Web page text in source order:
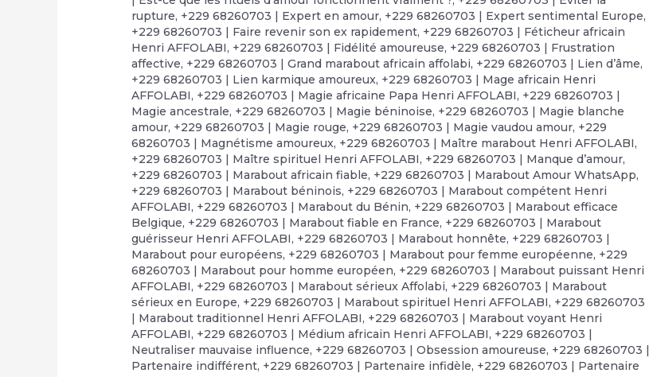
rupture, +229 68260703 | Expert en amour, +229 68260703 | Expert sentimental Europe,
+229 68260703 | Faire revenir son ex rapidement, +229 68260703 | Féticheur africain
Henri AFFOLABI, +229 68260703 | Fidélité amoureuse, +229 68260703 | Frustration
affective, +229 68260703 | Grand marabout africain affolabi, +229 68260703 | Lien d’âme,
+229 68260703 | Lien karmique amoureux, +229 68260703 | Mage africain Henri
AFFOLABI, +229 68260703 | Magie africaine Papa Henri AFFOLABI, +229 68260703 |
Magie ancestrale, +229 68260703 | Magie béninoise, +229 68260703 | Magie blanche
amour, +229 68260703 | Magie rouge, +229 68260703 | Magie vaudou amour, +229
68260703 | Magnétisme amoureux, +229 68260703 | Maître marabout Henri AFFOLABI,
+229 68260703 | Maître spirituel Henri AFFOLABI, +229 68260703 | Manque d’amour,
+229 68260703 | Marabout africain fiable, +229 68260703 | Marabout Amour WhatsApp,
+229 68260703 | Marabout béninois, +229 68260703 | Marabout compétent Henri
AFFOLABI, +229 68260703 | Marabout du Bénin, +229 68260703 | Marabout efficace
Belgique, +229 68260703 | Marabout fiable en France, +229 68260703 | Marabout
guérisseur Henri AFFOLABI, +229 68260703 | Marabout honnête, +229 68260703 |
Marabout pour européens, +229 68260703 | Marabout pour femme européenne, +229
68260703 | Marabout pour homme européen, +229 68260703 | Marabout puissant Henri
AFFOLABI, +229 68260703 | Marabout sérieux Affolabi, +229 68260703 | Marabout
sérieux en Europe, +229 68260703 | Marabout spirituel Henri AFFOLABI, +229 68260703
| Marabout traditionnel Henri AFFOLABI, +229 68260703 | Marabout voyant Henri
AFFOLABI, +229 68260703 | Médium africain Henri AFFOLABI, +229 68260703 |
Neutraliser mauvaise influence, +229 68260703 | Obsession amoureuse, +229 68260703 |
Partenaire indifférent, +229 68260703 | Partenaire infidèle, +229 68260703 | Partenaire